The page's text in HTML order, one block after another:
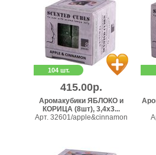
104 шт.
415.00р.
Аромакубики ЯБЛОКО и
КОРИЦА (8шт), 3,4х3...
Арт. 32601/apple&cinnamon